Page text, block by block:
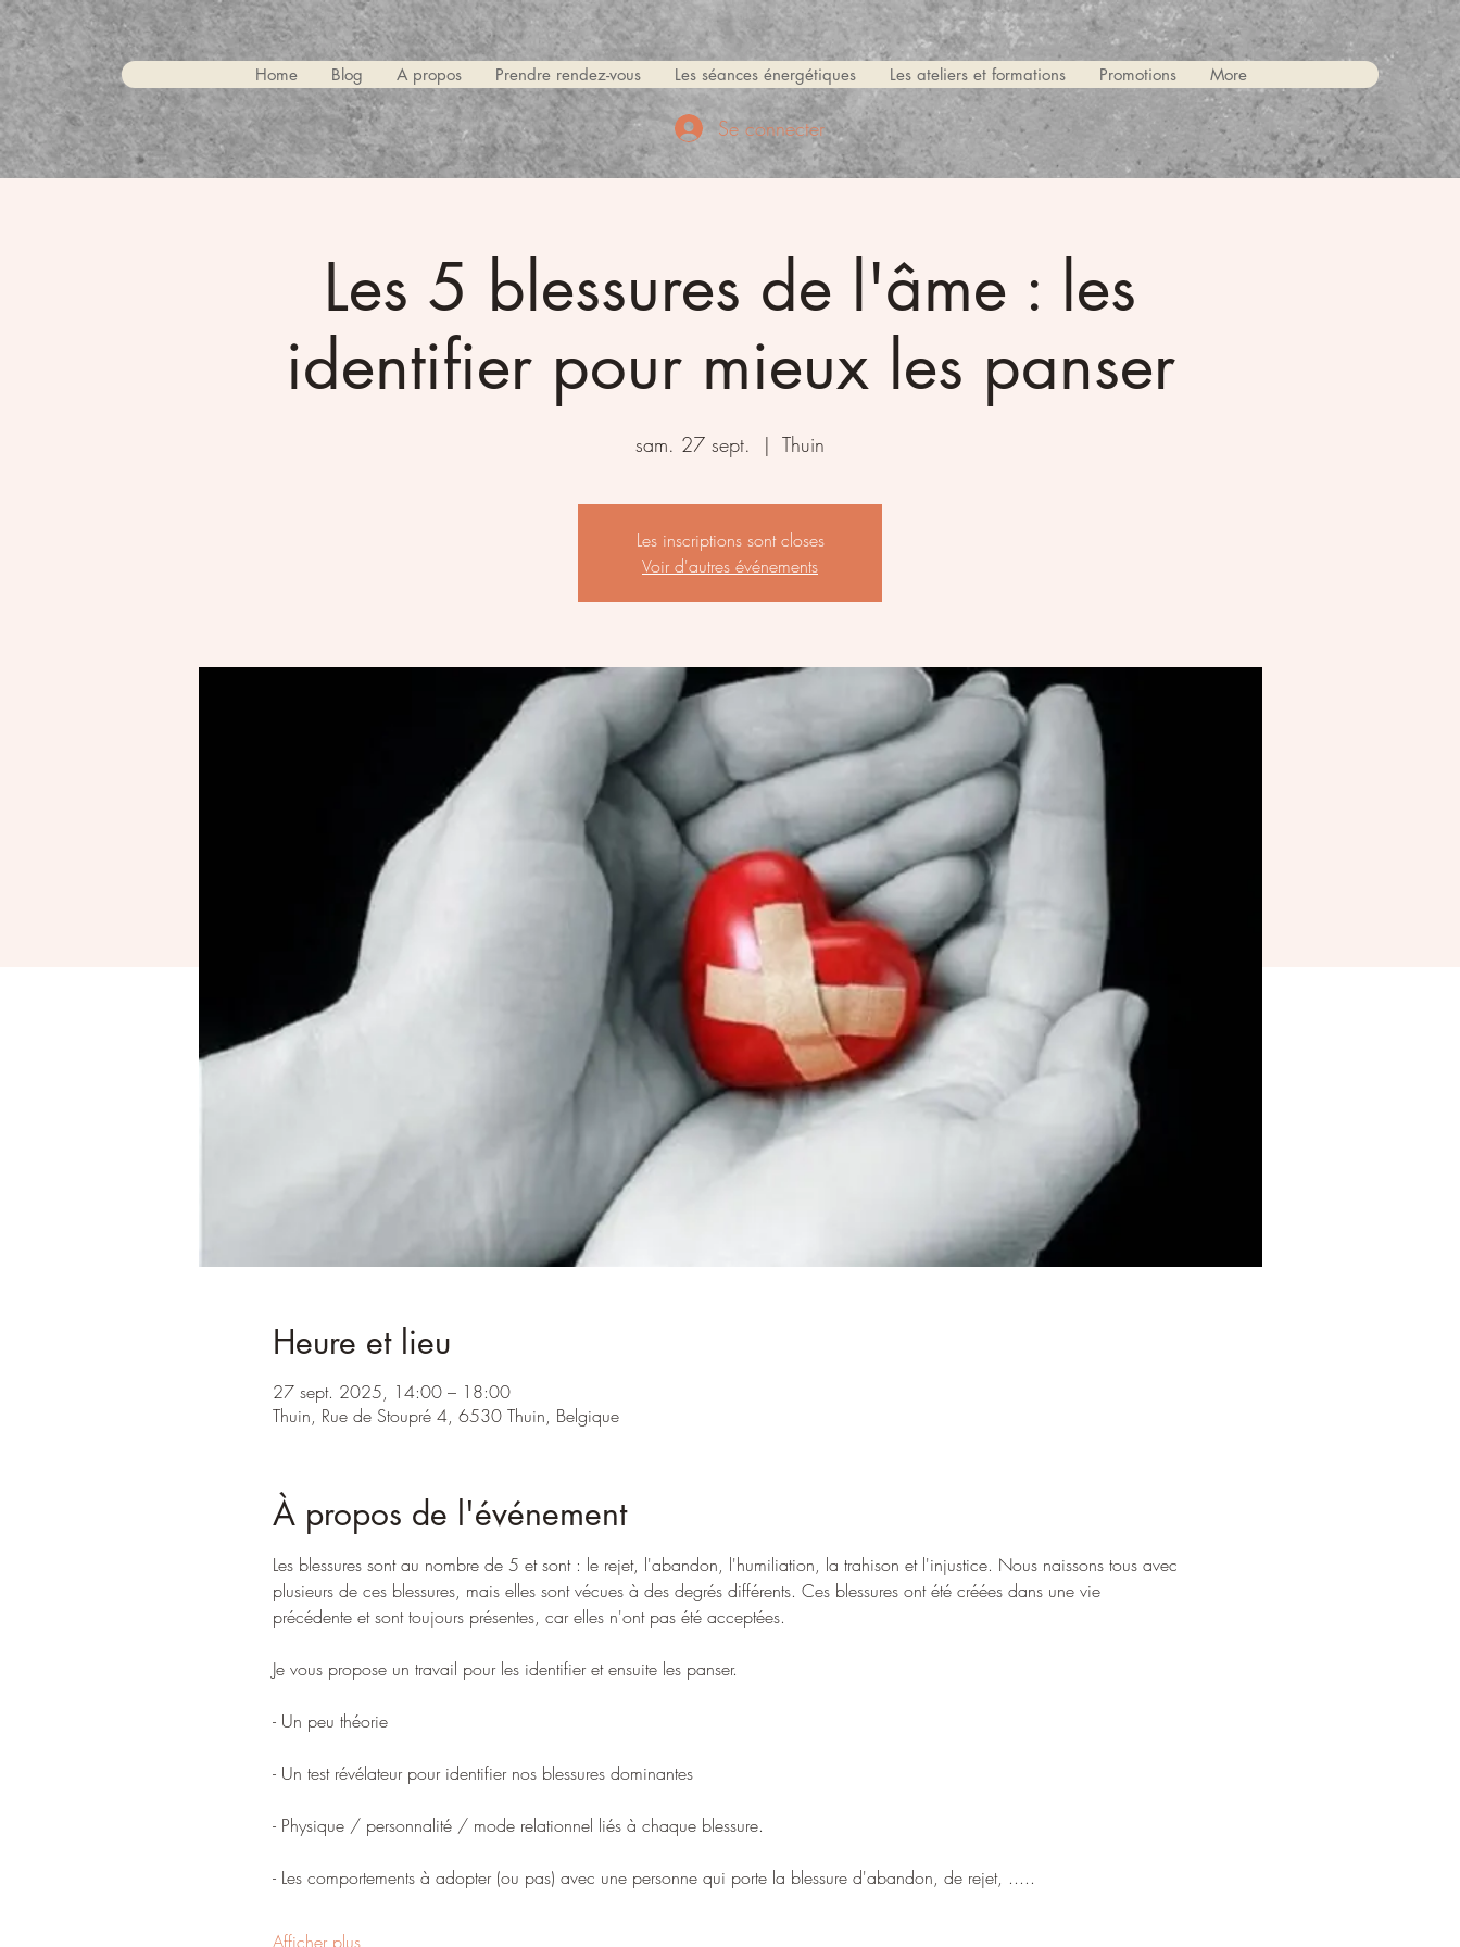
Home Blog A propos Prendre rendez-vous Les séances énergétiques Les ateliers et formations Promotions More
Se connecter
Les 5 blessures de l'âme : les
identifier pour mieux les panser
sam. 27 sept.
  |
Thuin
Les inscriptions sont closes
Voir d'autres événements
Heure et lieu
27 sept. 2025, 14:00 – 18:00
Thuin, Rue de Stoupré 4, 6530 Thuin, Belgique
À propos de l'événement
Les blessures sont au nombre de 5 et sont : le rejet, l'abandon, l'humiliation, la trahison et l'injustice. Nous naissons tous avec
plusieurs de ces blessures, mais elles sont vécues à des degrés différents. Ces blessures ont été créées dans une vie
précédente et sont toujours présentes, car elles n'ont pas été acceptées.
Je vous propose un travail pour les identifier et ensuite les panser.
- Un peu théorie
- Un test révélateur pour identifier nos blessures dominantes
- Physique / personnalité / mode relationnel liés à chaque blessure.
- Les comportements à adopter (ou pas) avec une personne qui porte la blessure d'abandon, de rejet, .....
Afficher plus